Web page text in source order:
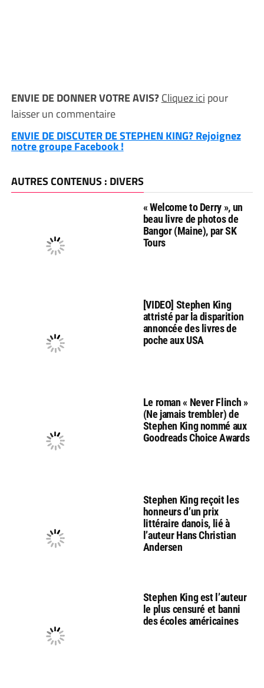
ENVIE DE DONNER VOTRE AVIS?Cliquez ici pour
laisser un commentaire
ENVIE DE DISCUTER DE STEPHEN KING? Rejoignez
notre groupe Facebook !
AUTRES CONTENUS : DIVERS
« Welcome to Derry », un
beau livre de photos de
Bangor (Maine), par SK
Tours
[VIDEO] Stephen King
attristé par la disparition
annoncée des livres de
poche aux USA
Le roman « Never Flinch »
(Ne jamais trembler) de
Stephen King nommé aux
Goodreads Choice Awards
Stephen King reçoit les
honneurs d’un prix
littéraire danois, lié à
l’auteur Hans Christian
Andersen
Stephen King est l’auteur
le plus censuré et banni
des écoles américaines